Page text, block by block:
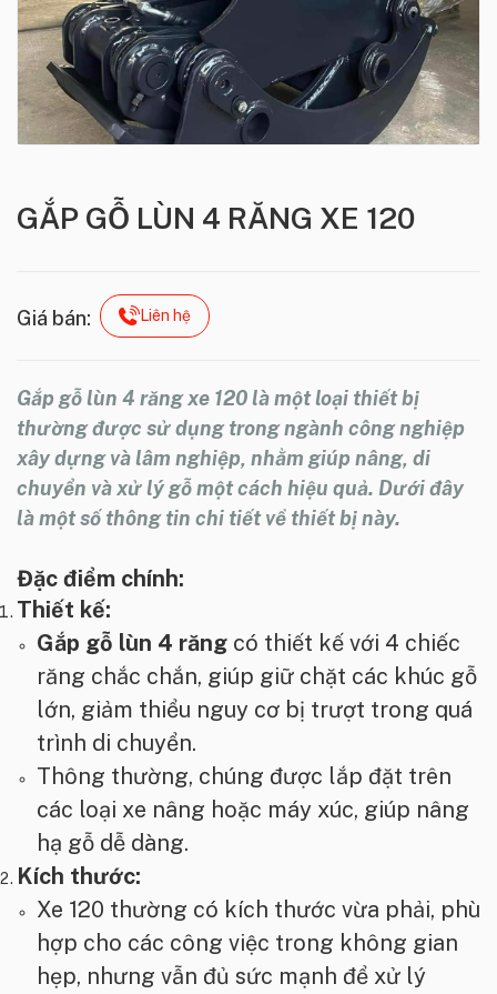
GẮP GỖ LÙN 4 RĂNG XE 120
Giá bán: Liên hệ
Gắp gỗ lùn 4 răng xe 120 là một loại thiết bị
thường được sử dụng trong ngành công nghiệp
xây dựng và lâm nghiệp, nhằm giúp nâng, di
chuyển và xử lý gỗ một cách hiệu quả. Dưới đây
là một số thông tin chi tiết về thiết bị này.
Đặc điểm chính:
Thiết kế:
Gắp gỗ lùn 4 răng có thiết kế với 4 chiếc
răng chắc chắn, giúp giữ chặt các khúc gỗ
lớn, giảm thiểu nguy cơ bị trượt trong quá
trình di chuyển.
Thông thường, chúng được lắp đặt trên
các loại xe nâng hoặc máy xúc, giúp nâng
hạ gỗ dễ dàng.
Kích thước:
Xe 120 thường có kích thước vừa phải, phù
hợp cho các công việc trong không gian
hẹp, nhưng vẫn đủ sức mạnh để xử lý